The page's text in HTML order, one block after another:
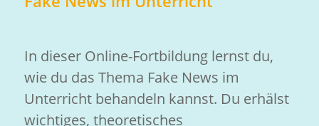
In dieser Online-Fortbildung lernst du,
wie du das Thema Fake News im
Unterricht behandeln kannst. Du erhälst
wichtiges, theoretisches